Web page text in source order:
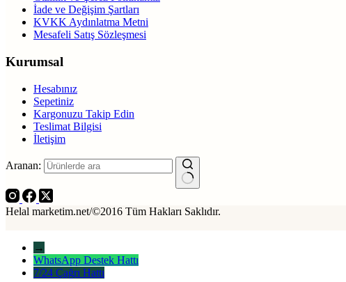
İade ve Değişim Şartları
KVKK Aydınlatma Metni
Mesafeli Satış Sözleşmesi
Kurumsal
Hesabınız
Sepetiniz
Kargonuzu Takip Edin
Teslimat Bilgisi
İletişim
Aranan:
Helal marketim.net/©2016 Tüm Hakları Saklıdır.
→
WhatsApp Destek Hattı
7/24 Çağrı Hattı